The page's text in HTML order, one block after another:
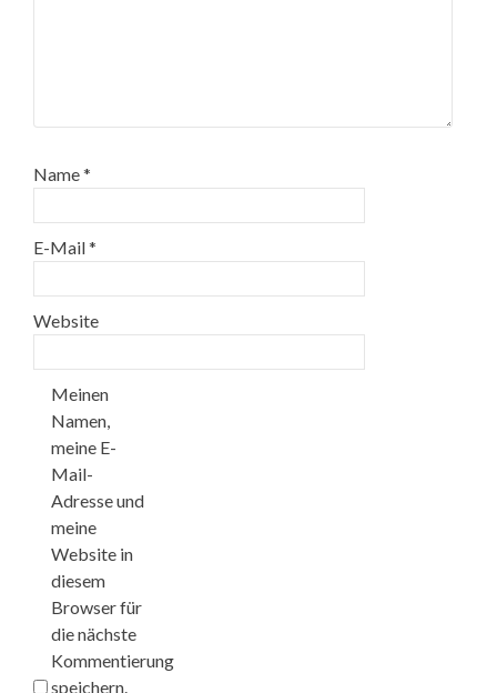
Name*
E-Mail*
Website
Meinen
Namen,
meine E-
Mail-
Adresse und
meine
Website in
diesem
Browser für
die nächste
Kommentierung
speichern.